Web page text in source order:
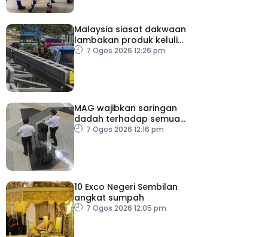
Malaysia siasat dakwaan
lambakan produk keluli
dari China, Taiwan dan
7 Ogos 2026 12:26 pm
MAG wajibkan saringan
dadah terhadap semua
juruterbang
7 Ogos 2026 12:16 pm
10 Exco Negeri Sembilan
angkat sumpah
7 Ogos 2026 12:05 pm